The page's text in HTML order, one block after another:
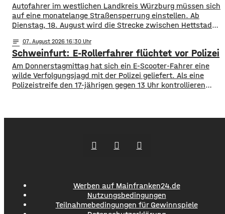
Autofahrer im westlichen Landkreis Würzburg müssen sich
auf eine monatelange Straßensperrung einstellen. Ab
Dienstag, 18. August wird die Strecke zwischen Hettstadt
Staatliche Bauamt an. Die Fahrbahn muss erneuert
werden, sie weist Verdrückungen, Abbrüche, Risse und
gebrochene Fahrbahnränder auf. Auch die Entwässerung
muss erneuert werden. Die Arbeiten seien unter
notes 07. August 2026 16:30
Schweinfurt: E-Rollerfahrer flüchtet vor Polizei
Am Donnerstagmittag hat sich ein E-Scooter-Fahrer eine
wilde Verfolgungsjagd mit der Polizei geliefert. Als eine
Polizeistreife den 17-jährigen gegen 13 Uhr kontrollieren
Werben auf Mainfranken24.de
Nutzungsbedingungen
Teilnahmebedingungen für Gewinnspiele